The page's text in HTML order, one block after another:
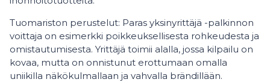
Tuomariston perustelut: Paras yksinyrittäjä -palkinnon
voittaja on esimerkki poikkeuksellisesta rohkeudesta ja
omistautumisesta. Yrittäjä toimii alalla, jossa kilpailu on
kovaa, mutta on onnistunut erottumaan omalla
uniikilla näkökulmallaan ja vahvalla brändillään.